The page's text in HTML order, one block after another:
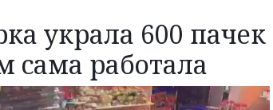
украла 600
сама работала